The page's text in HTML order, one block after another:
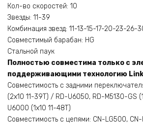
Кол-во скоростей: 10
Звезды: 11-39
Комбинация звезд: 11-13-15-17-20-23-26-
Совместимый барабан: HG
Стальной паук
Полностью совместима только с
поддерживающими технологию
Совместимость с задними
(2х10 11-39Т) / RD-U6050, RD-M5130-GS
U6000 (1х10 11-48Т)
Совместимость с цепями: CN-LG500, CN-